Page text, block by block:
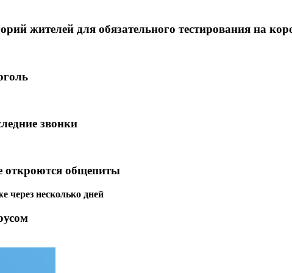
жителей для обязательного тестирования на
звонки
откроются общепиты
через несколько дней